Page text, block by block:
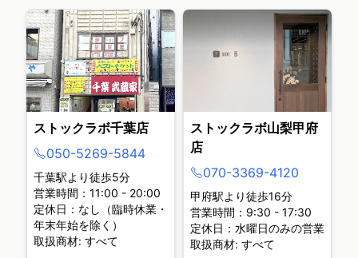
ストックラボ千葉店
050-5269-5844
千葉駅より徒歩5分
営業時間：11:00 - 20:00
定休日：なし（臨時休業・
年末年始を除く）
取扱商材: すべて
ストックラボ山梨甲府
店
070-3369-4120
甲府駅より徒歩16分
営業時間：9:30 - 17:30
定休日：水曜日のみの営業
取扱商材: すべて